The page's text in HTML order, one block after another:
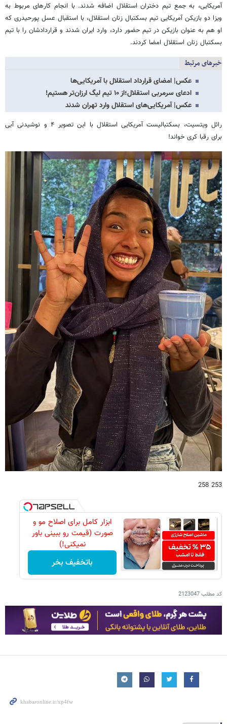
آمریکایی، به جمع تیم دختران استقلال اضافه شدند. با انجام کارهای مربوط به
ویزا دو بازیکن آمریکایی تیم بسکتبال زنان استقلال، با استقبال عسل پورحیدری که
او هم به عنوان بازیکن در تیم حضور دارد، وارد ایران شدند و قراردادشان را با تیم
بسکتبال زنان استقلال امضا کردند.
خبرهای مرتبط
عکس| امضای قرارداد استقلال با آمریکایی‌ها
ادعای سرمربی استقلال؛از ۱۰ تیم لیگ ارزان‌تر هستیم!
عکس| آمریکایی‌های استقلال وارد تهران شدند
رائل ویتسیت، بسکتبالیست آمریکایی استقلال با این تصویر ۴ و نوشیدنی آبی
برای رقبا کری خواند!
253 258
ابزار کامل برای اصلاح مو و
صورت (قیمت رو ببینی باور
نمیکنی!)
باتخفیف بخر
کد مطلب2123047